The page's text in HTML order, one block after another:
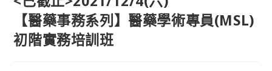
【醫藥事務系列】醫藥學術專員(MSL)
初階實務培訓班